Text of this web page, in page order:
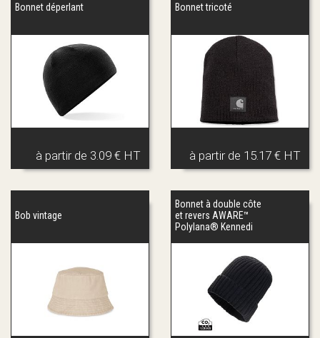
Bonnet déperlant
à partir de 3.09 € HT
Bonnet tricoté
à partir de 15.17 € HT
Bob vintage
Bonnet à double côte
et revers AWARE™
Polylana® Kennedi